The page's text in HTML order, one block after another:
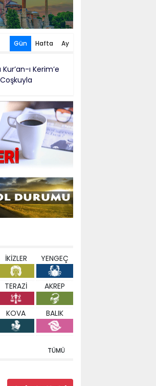
Gün Hafta Ay
ı Kerim’e
İKİZLER YENGEÇ
TERAZİ AKREP
KOVA BALIK
TÜMÜ